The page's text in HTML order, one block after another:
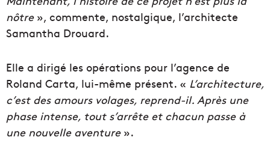
nôtre», commente, nostalgique, l’architecte
Samantha Drouard.
Elle a dirigé les opérations pour l’agence de
Roland Carta, lui-même présent. « L’architecture,
c’est des amours volages, reprend-il. Après une
phase intense, tout s’arrête et chacun passe à
une nouvelle aventure».